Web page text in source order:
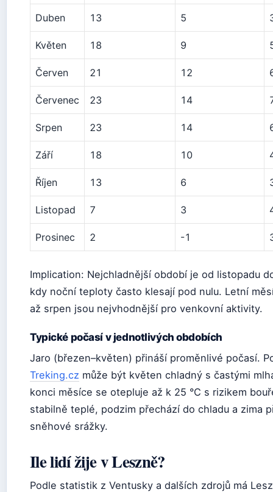
Duben 13 5
Květen 18 9
Červen 21 12
Červenec 23 14
Srpen 23 14
Září 18 10
Říjen 13 6
Listopad 7 3
Prosinec 2 -1
Implication: Nejchladnější období je od listopadu
kdy noční teploty často klesají pod nulu. Letní
až srpen jsou nejvhodnější pro venkovní aktivity.
Typické počasí v jednotlivých obdobích
Jaro (březen–květen) přináší proměnlivé počasí.
Treking.cz může být květen chladný s častými
konci měsíce se otepluje až k 25 °C s rizikem
stabilně teplé, podzim přechází do chladu a zima
sněhové srážky.
Ile lidí žije v Leszně?
Podle statistik z Ventusky a dalších zdrojů má